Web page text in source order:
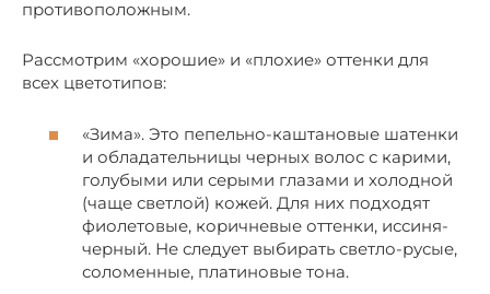
противоположным.
Рассмотрим «хорошие» и «плохие» оттенки для
всех цветотипов:
«Зима». Это пепельно-каштановые шатенки
и обладательницы черных волос с карими,
голубыми или серыми глазами и холодной
(чаще светлой) кожей. Для них подходят
фиолетовые, коричневые оттенки, иссиня-
черный. Не следует выбирать светло-русые,
соломенные, платиновые тона.